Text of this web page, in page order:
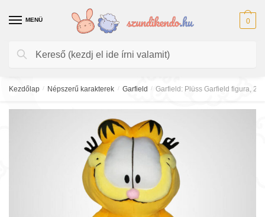
MENÜ
Keresés
Keresés
0
Kezdőlap / Népszerű karakterek / Garfield / Garfield: Plüss Garfield figura, 28